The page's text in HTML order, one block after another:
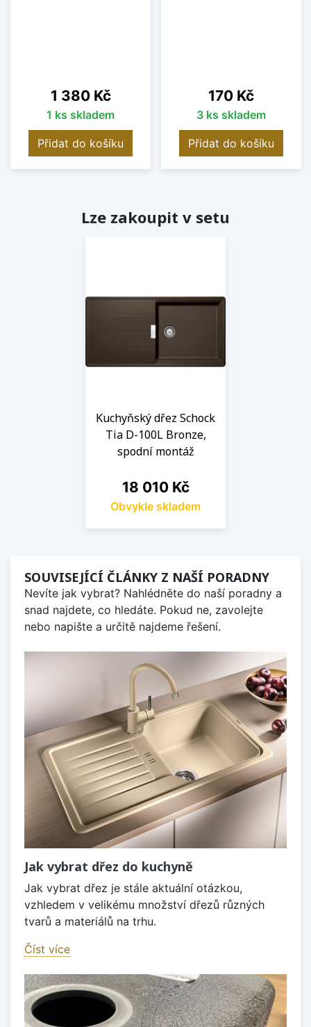
Cena
1 380 Kč
1 ks skladem
Přidat do košíku
Cena
170 Kč
3 ks skladem
Přidat do košíku
Lze zakoupit v setu
Kuchyňský dřez Schock
Tia D-100L Bronze,
spodní montáž
Cena
18 010 Kč
Obvykle skladem
SOUVISEJÍCÍ ČLÁNKY Z NAŠÍ PORADNY
Nevíte jak vybrat? Nahlédněte do naší poradny a
snad najdete, co hledáte. Pokud ne, zavolejte
nebo napište a určitě najdeme řešení.
Jak vybrat dřez do kuchyně
Jak vybrat dřez je stále aktuální otázkou,
vzhledem v velikému množství dřezů různých
tvarů a materiálů na trhu.
Číst více